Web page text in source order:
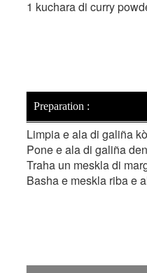
1 kuchara di curry
Preparation :
Limpia e ala di galiña
Pone e ala di galiña
Traha un meskla di
Basha e meskla riba e